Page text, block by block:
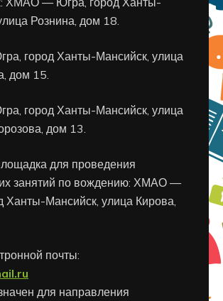
Рознина, дом 18.
город Ханты-Мансийск, улица
дом 15.
город Ханты-Мансийск, улица
дом 13.
для проведения
занятий по вождению: ХМАО —
Ханты-Мансийск, улица Кирова,
почты:
для направления